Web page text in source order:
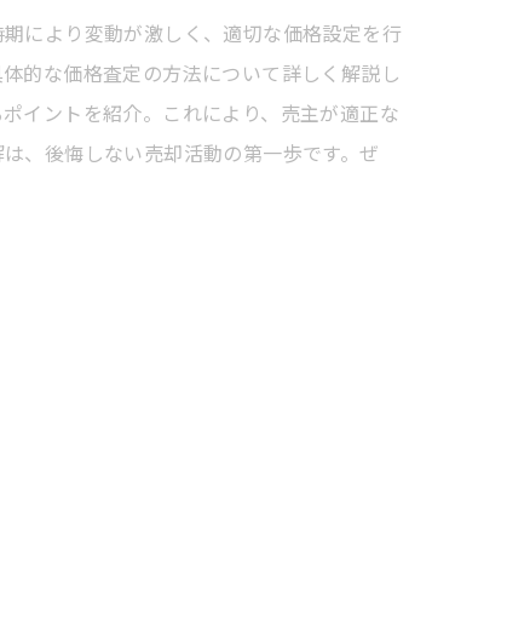
により変動が激しく、適切な価格設定を行
的な価格査定の方法について詳しく解説し
イントを紹介。これにより、売主が適正な
、後悔しない売却活動の第一歩です。ぜ